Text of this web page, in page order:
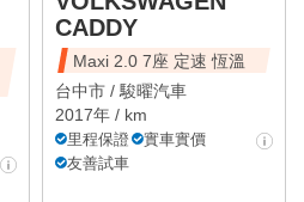
CADDY
Maxi 2.0 7座 定速 恆溫
台中市 / 駿曜汽車
2017年 / km
里程保證
實車實價
友善試車